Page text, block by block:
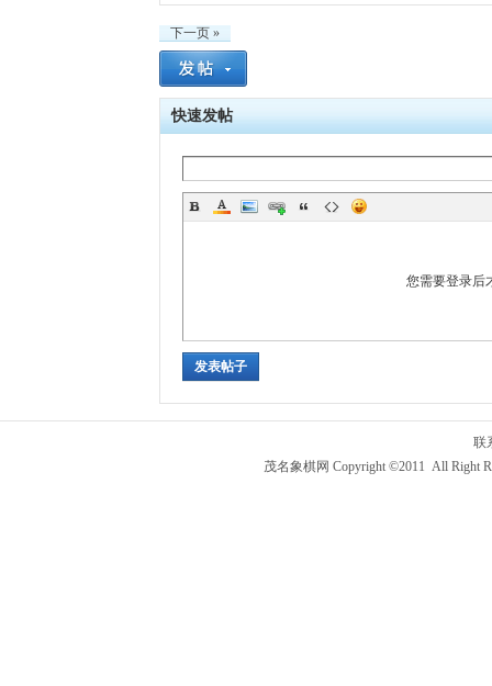
下一页 »
快速发帖
您需要登录后
发表帖子
联
茂名象棋网 Copyright ©2011 All Right